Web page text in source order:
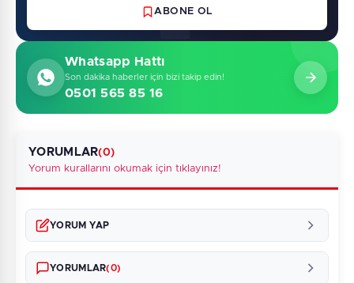
ABONE OL
Whatsapp Hattı
Son dakika haberler için bizi takip edin!
0501 565 85 16
YORUMLAR(0)
Yorum kurallarını okumak için tıklayınız!
YORUM YAP
YORUMLAR(0)